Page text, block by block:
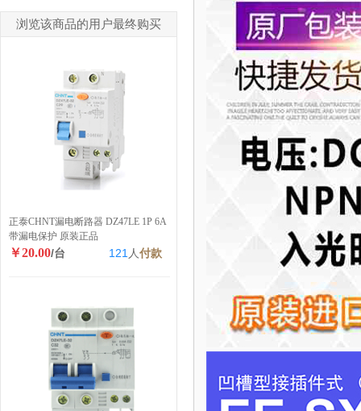
浏览该商品的用户最终购买
正泰CHNT漏电断路器 DZ47LE 1P 6A
带漏电保护 原装正品
￥20.00/台 121 人付款